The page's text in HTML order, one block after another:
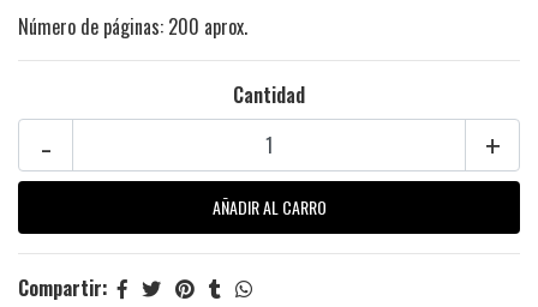
Número de páginas: 200 aprox.
Cantidad
+
-
Compartir: